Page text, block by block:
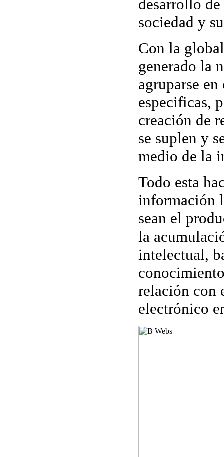
desarrollo
sociedad y
Con la
generado la
agruparse
especificas,
creación de
se suplen y
medio de la
Todo esta
información
sean el
la
intelectual,
relación con
electrónico